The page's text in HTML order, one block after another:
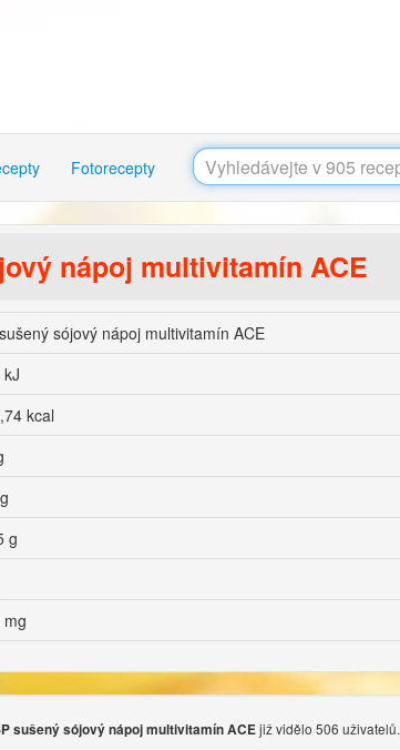
Fotorecepty
nápoj multivitamín ACE
sójový nápoj multivitamín ACE
kcal
g
sušený sójový nápoj multivitamín ACEjiž vidělo 506 uživatelů.